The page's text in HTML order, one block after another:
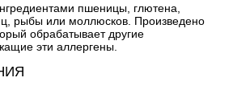
пшеницы, глютена,
рыбы или моллюсков. Произведено
обрабатывает другие
эти аллергены.